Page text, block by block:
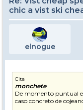
chic a vist ski
elnogue
Cita
monchete
De momento puntual
caso concreto de